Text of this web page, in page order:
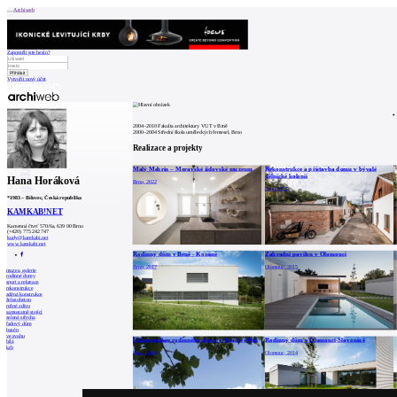
Archiweb
Zapoměli jste heslo?
Vytvořit nový účet
Zprávy
Architekti
Stavby
Katalog
E-shop
Burza práce 146
en
Hana Horáková
*1983– Bílovec, Česká republika
KAMKAB!NET
Kamenná čtvrť 570/6a, 639 00 Brno
(+420) 775 242 747
kudy@kamkabi.net
www.kamkabi.net
muzea, galerie
rodinné domy
sport a rekreace
rekonstrukce
zděná konstrukce
železobeton
režné zdivo
samostatně stojící
zelená střecha
řadový dům
bazén
ve svahu
bílá
krb
2004–2010 Fakulta architektury VUT v Brně
2000–2004 Střední škola uměleckých řemesel, Brno
Realizace a projekty
Malý Mehrin – Moravské židovské muzeum
Brno, 2022
Rekonstrukce a přístavba domu v bývalé
dělnické kolonii
Brno, 2020
Rodinný dům v Brně - Komíně
Brno, 2017
Zahradní pavilon v Olomouci
Olomouc, 2015
Rekonstrukce rodinného domu v Králově Poli
Brno, 2014
Rodinný dům v Olomouci-Slavoníně
Olomouc, 2014